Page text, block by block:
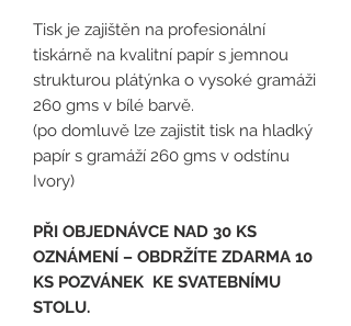
Tisk je zajištěn na profesionální
tiskárně na kvalitní papír s jemnou
strukturou plátýnka o vysoké gramáži
260 gms v bílé barvě.
(po domluvě lze zajistit tisk na hladký
papír s gramáží 260 gms v odstínu
Ivory)
PŘI OBJEDNÁVCE NAD 30 KS
OZNÁMENÍ – OBDRŽÍTE ZDARMA 10
KS POZVÁNEK KE SVATEBNÍMU
STOLU.